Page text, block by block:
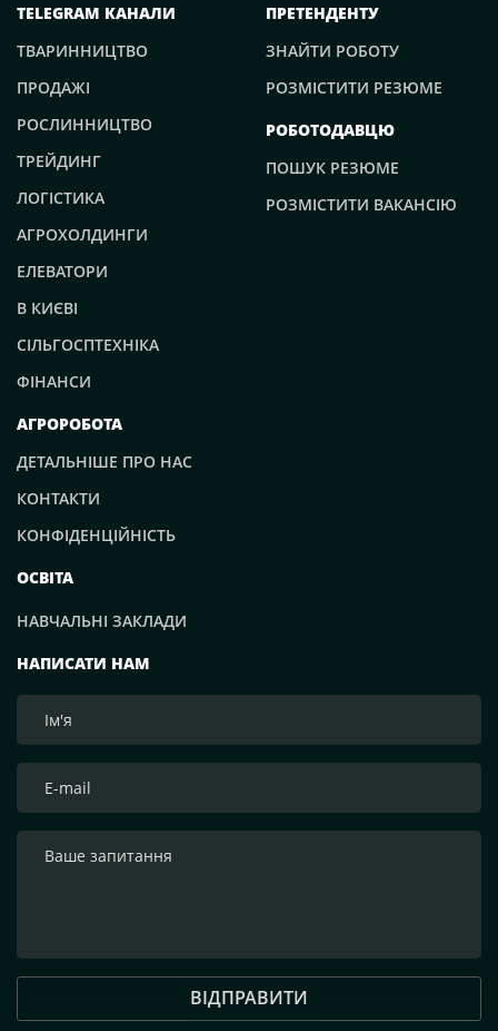
НАПИСАТИ НАМ
ВІДПРАВИТИ
TELEGRAM КАНАЛИ
ТВАРИННИЦТВО
ПРОДАЖІ
РОСЛИННИЦТВО
ТРЕЙДИНГ
ЛОГІСТИКА
АГРОХОЛДИНГИ
ЕЛЕВАТОРИ
В КИЄВІ
СІЛЬГОСПТЕХНІКА
ФІНАНСИ
ПРЕТЕНДЕНТУ
ЗНАЙТИ РОБОТУ
РОЗМІСТИТИ РЕЗЮМЕ
РОБОТОДАВЦЮ
ПОШУК РЕЗЮМЕ
РОЗМІСТИТИ ВАКАНСІЮ
АГРОРОБОТА
ДЕТАЛЬНІШЕ ПРО НАС
КОНТАКТИ
КОНФІДЕНЦІЙНІСТЬ
ОСВІТА
НАВЧАЛЬНІ ЗАКЛАДИ